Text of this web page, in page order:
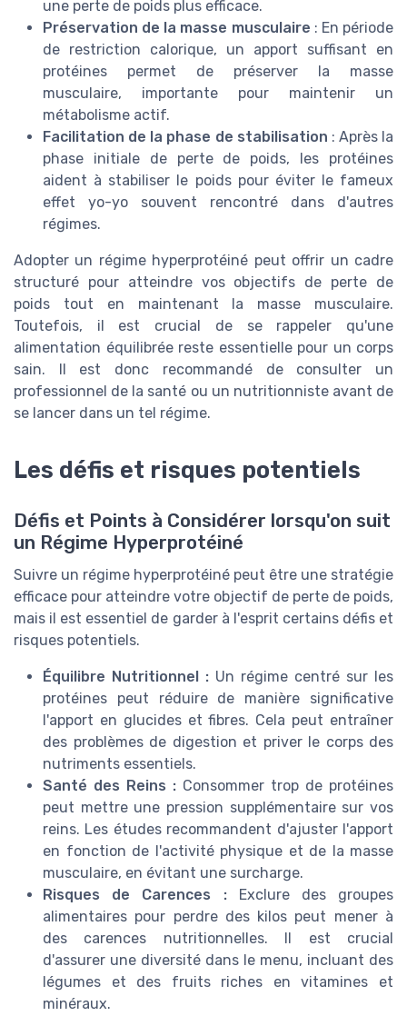
une perte de poids plus efficace.
Préservation de la masse musculaire : En période
de restriction calorique, un apport suffisant en
protéines permet de préserver la masse
musculaire, importante pour maintenir un
métabolisme actif.
Facilitation de la phase de stabilisation : Après la
phase initiale de perte de poids, les protéines
aident à stabiliser le poids pour éviter le fameux
effet yo-yo souvent rencontré dans d'autres
régimes.
Adopter un régime hyperprotéiné peut offrir un cadre
structuré pour atteindre vos objectifs de perte de
poids tout en maintenant la masse musculaire.
Toutefois, il est crucial de se rappeler qu'une
alimentation équilibrée reste essentielle pour un corps
sain. Il est donc recommandé de consulter un
professionnel de la santé ou un nutritionniste avant de
se lancer dans un tel régime.
Les défis et risques potentiels
Défis et Points à Considérer lorsqu'on suit
un Régime Hyperprotéiné
Suivre un régime hyperprotéiné peut être une stratégie
efficace pour atteindre votre objectif de perte de poids,
mais il est essentiel de garder à l'esprit certains défis et
risques potentiels.
Équilibre Nutritionnel : Un régime centré sur les
protéines peut réduire de manière significative
l'apport en glucides et fibres. Cela peut entraîner
des problèmes de digestion et priver le corps des
nutriments essentiels.
Santé des Reins : Consommer trop de protéines
peut mettre une pression supplémentaire sur vos
reins. Les études recommandent d'ajuster l'apport
en fonction de l'activité physique et de la masse
musculaire, en évitant une surcharge.
Risques de Carences :Exclure des groupes
alimentaires pour perdre des kilos peut mener à
des carences nutritionnelles. Il est crucial
d'assurer une diversité dans le menu, incluant des
légumes et des fruits riches en vitamines et
minéraux.